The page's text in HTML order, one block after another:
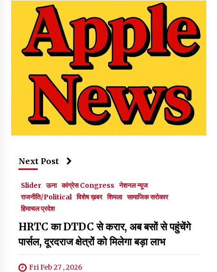
Next Post
Slider ऊना कांग्रेस Congress नेशनल न्यूज
राजनीति/Political विशेष ख़बर शिमला सामाजिक सरोकार
हिमाचल प्रदेश
HRTC का DTDC से करार, अब बसों से पहुंचेंगे
पार्सल, दूरदराज क्षेत्रों को मिलेगा बड़ा लाभ
Fri Feb 27 , 2026